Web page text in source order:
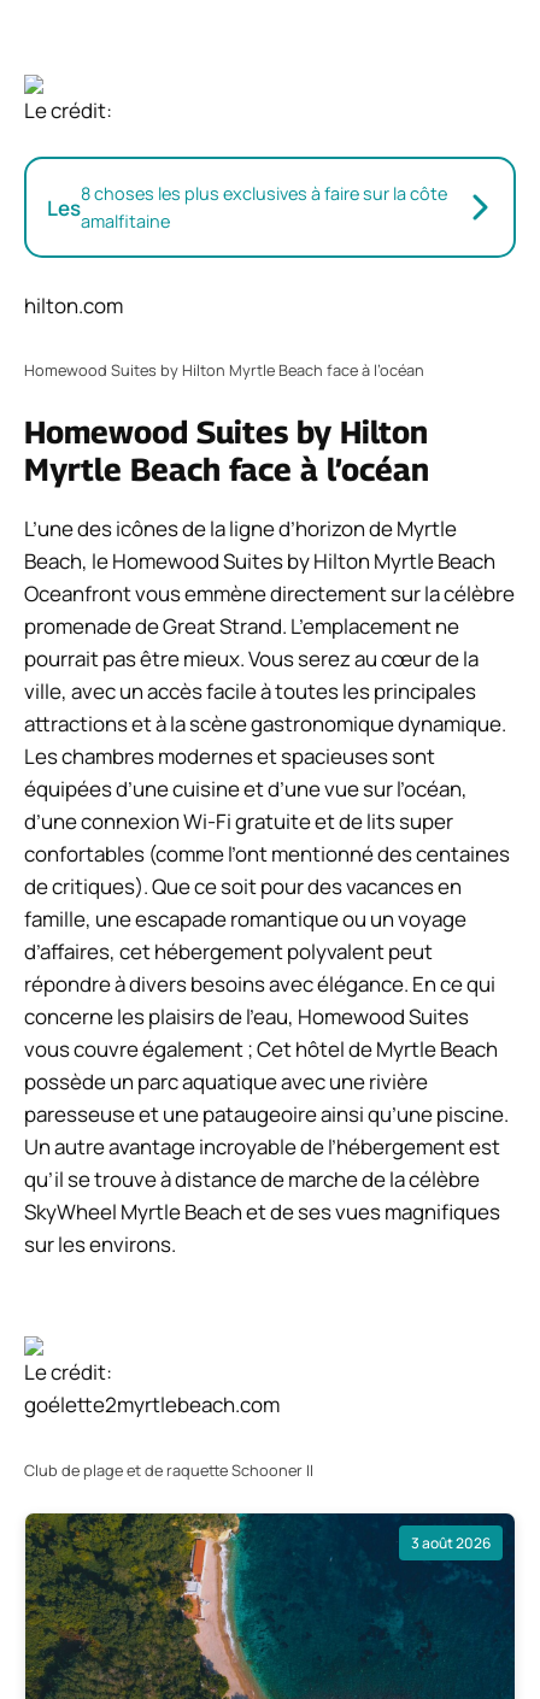
Le crédit:
Les8 choses les plus exclusives à faire sur la côte
amalfitaine
hilton.com
Homewood Suites by Hilton Myrtle Beach face à l’océan
Homewood Suites by Hilton
Myrtle Beach face à l’océan
L’une des icônes de la ligne d’horizon de Myrtle
Beach, le Homewood Suites by Hilton Myrtle Beach
Oceanfront vous emmène directement sur la célèbre
promenade de Great Strand. L’emplacement ne
pourrait pas être mieux. Vous serez au cœur de la
ville, avec un accès facile à toutes les principales
attractions et à la scène gastronomique dynamique.
Les chambres modernes et spacieuses sont
équipées d’une cuisine et d’une vue sur l’océan,
d’une connexion Wi-Fi gratuite et de lits super
confortables (comme l’ont mentionné des centaines
de critiques). Que ce soit pour des vacances en
famille, une escapade romantique ou un voyage
d’affaires, cet hébergement polyvalent peut
répondre à divers besoins avec élégance. En ce qui
concerne les plaisirs de l’eau, Homewood Suites
vous couvre également ; Cet hôtel de Myrtle Beach
possède un parc aquatique avec une rivière
paresseuse et une pataugeoire ainsi qu’une piscine.
Un autre avantage incroyable de l’hébergement est
qu’il se trouve à distance de marche de la célèbre
SkyWheel Myrtle Beach et de ses vues magnifiques
sur les environs.
Le crédit:
goélette2myrtlebeach.com
Club de plage et de raquette Schooner II
3 août 2026